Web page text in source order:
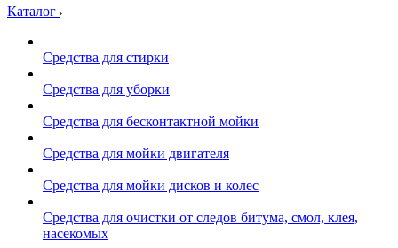
Каталог
Средства для стирки
Средства для уборки
Средства для бесконтактной мойки
Средства для мойки двигателя
Средства для мойки дисков и колес
Средства для очистки от следов битума, смол, клея,
насекомых